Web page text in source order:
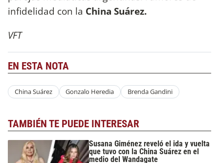
infidelidad con la China Suárez.
VFT
EN ESTA NOTA
China Suárez Gonzalo Heredia Brenda Gandini
TAMBIÉN TE PUEDE INTERESAR
Susana Giménez reveló el ida y vuelta
que tuvo con la China Suárez en el
medio del Wandagate